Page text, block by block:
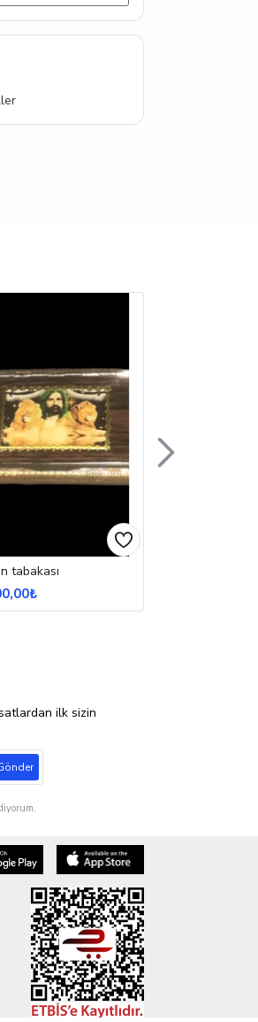
tabakası
ilk sizin